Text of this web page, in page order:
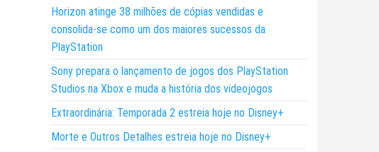
Horizon atinge 38 milhões de cópias vendidas e
consolida-se como um dos maiores sucessos da
PlayStation
Sony prepara o lançamento de jogos dos PlayStation
Studios na Xbox e muda a história dos videojogos
Extraordinária: Temporada 2 estreia hoje no Disney+
Morte e Outros Detalhes estreia hoje no Disney+